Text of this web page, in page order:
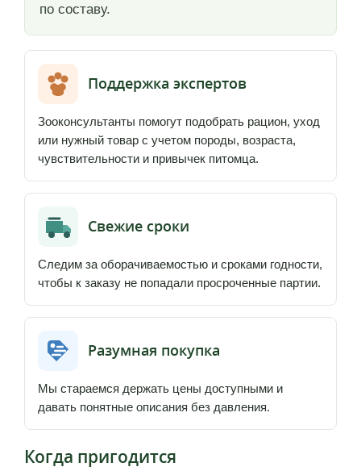
по составу.
Поддержка экспертов
Зооконсультанты помогут подобрать рацион, уход
или нужный товар с учетом породы, возраста,
чувствительности и привычек питомца.
Свежие сроки
Следим за оборачиваемостью и сроками годности,
чтобы к заказу не попадали просроченные партии.
Разумная покупка
Мы стараемся держать цены доступными и
давать понятные описания без давления.
Когда пригодится